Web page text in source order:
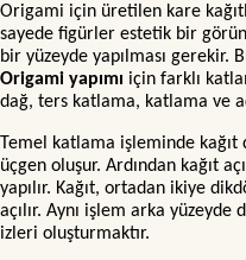
Origami için üretilen kare
sayede figürler estetik bir
bir yüzeyde yapılması gerekir.
Origami yapımı için farklı
dağ, ters katlama, katlama ve
Temel katlama işleminde
üçgen oluşur. Ardından kağıt
yapılır. Kağıt, ortadan ikiye
açılır. Aynı işlem arka
izleri oluşturmaktır.